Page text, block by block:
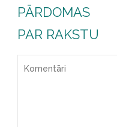
PĀRDOMAS
PAR RAKSTU